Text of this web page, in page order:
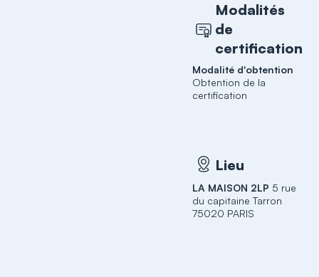
Modalités
de
certification
Modalité d'obtention
Obtention de la
certification
Lieu
LA MAISON 2LP 5 rue
du capitaine Tarron
75020 PARIS